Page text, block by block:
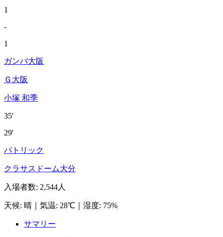
1
-
1
ガンバ大阪
Ｇ大阪
小塚 和季
35'
29'
パトリック
クラサスドーム大分
入場者数: 2,544人
天候: 晴 気温: 28℃ 湿度: 75%
サマリー